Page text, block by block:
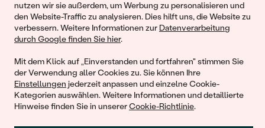
nutzen wir sie außerdem, um Werbung zu personalisieren und
den Website-Traffic zu analysieren. Dies hilft uns, die Website zu
verbessern. Weitere Informationen zur Datenverarbeitung
durch Google finden Sie hier.
Mit dem Klick auf „Einverstanden und fortfahren" stimmen Sie
der Verwendung aller Cookies zu. Sie können Ihre
Einstellungen jederzeit anpassen und einzelne Cookie-
Kategorien auswählen. Weitere Informationen und detaillierte
Hinweise finden Sie in unsererCookie-Richtlinie.
© 2011 - 2026, Eppi.de